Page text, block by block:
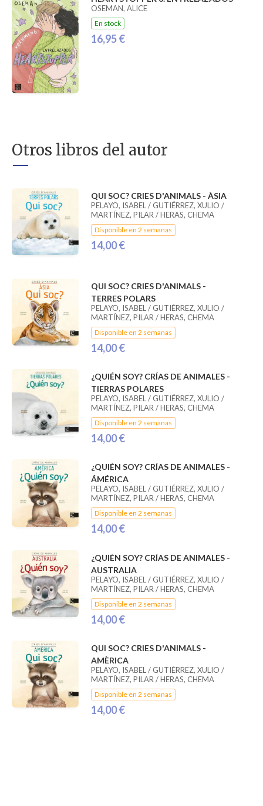
OSEMAN, ALICE
En stock
16,95 €
Otros libros del autor
QUI SOC? CRIES D'ANIMALS - ÀSIA
PELAYO, ISABEL / GUTIÉRREZ, XULIO /
MARTÍNEZ, PILAR / HERAS, CHEMA
Disponible en 2 semanas
14,00 €
QUI SOC? CRIES D'ANIMALS -
TERRES POLARS
PELAYO, ISABEL / GUTIÉRREZ, XULIO /
MARTÍNEZ, PILAR / HERAS, CHEMA
Disponible en 2 semanas
14,00 €
¿QUIÉN SOY? CRÍAS DE ANIMALES -
TIERRAS POLARES
PELAYO, ISABEL / GUTIÉRREZ, XULIO /
MARTÍNEZ, PILAR / HERAS, CHEMA
Disponible en 2 semanas
14,00 €
¿QUIÉN SOY? CRÍAS DE ANIMALES -
ÁMÉRICA
PELAYO, ISABEL / GUTIÉRREZ, XULIO /
MARTÍNEZ, PILAR / HERAS, CHEMA
Disponible en 2 semanas
14,00 €
¿QUIÉN SOY? CRÍAS DE ANIMALES -
AUSTRALIA
PELAYO, ISABEL / GUTIÉRREZ, XULIO /
MARTÍNEZ, PILAR / HERAS, CHEMA
Disponible en 2 semanas
14,00 €
QUI SOC? CRIES D'ANIMALS -
AMÈRICA
PELAYO, ISABEL / GUTIÉRREZ, XULIO /
MARTÍNEZ, PILAR / HERAS, CHEMA
Disponible en 2 semanas
14,00 €